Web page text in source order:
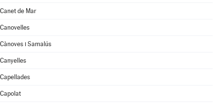
Canet de Mar
Canovelles
Cànoves i Samalús
Canyelles
Capellades
Capolat